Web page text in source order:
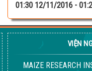
01:30 12/11/2016 -
VIỆN
MAIZE RESEARCH